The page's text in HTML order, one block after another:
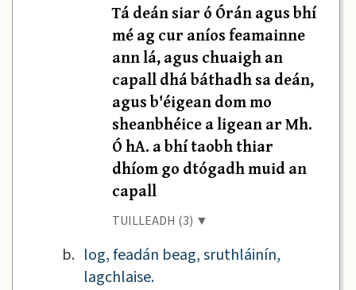
Tá deán siar ó Órán agus bhí
mé ag cur aníos feamainne
ann lá, agus chuaigh an
capall dhá báthadh sa deán,
agus b'éigean dom mo
sheanbhéice a ligean ar Mh.
Ó hA. a bhí taobh thiar
dhíom go dtógadh muid an
capall
TUILLEADH (3) ▼
b. log, feadán beag, sruthláinín,
lagchlaise.